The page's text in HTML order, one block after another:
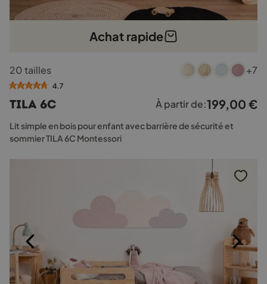
Achat rapide
produit
a
variations.
Les
options
peuvent
être
produit
20 tailles +7
4.7
TILA 6C À partir de:199,00 €
Lit simple en bois pour enfant avec barrière de sécurité et
sommier TILA 6C Montessori